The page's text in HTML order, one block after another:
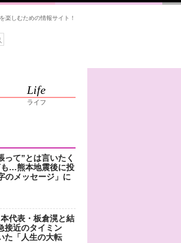
楽しむための情報サイト！
Life
ライフ
って”とは言いたく
…熊本地震後に投
のメッセージ」に
代表・板倉滉と結
接近のタイミン
た「人生の大転